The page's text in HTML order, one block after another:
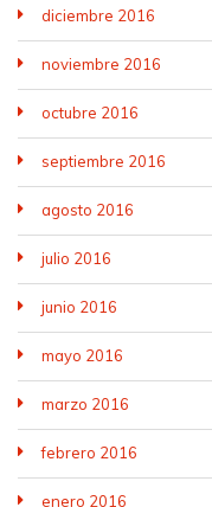
diciembre 2016
noviembre 2016
octubre 2016
septiembre 2016
agosto 2016
julio 2016
junio 2016
mayo 2016
marzo 2016
febrero 2016
enero 2016